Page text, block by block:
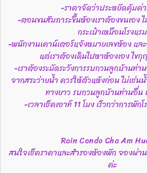
-ราคาจัดว่าประหยัดคุ้มค่
-ตอนขนสัมภาระขึ้นห้องเราต้องขนเอง
กระเป๋าเหมือนโรงแรม
-พนักงานเคาน์เตอร์แจ้งหมายเลขห้อง แล
แต่เราต้องเดินไปหาห้องเอง ไข
-เราต้องระมัดระวังการรบกวนลูกบ้านท่า
จากสระว่ายน้ำ ควรให้ตัวแห้งก่อน ไม่เช่น
ทางยาว รบกวนลูกบ้านท่านอื่น
-เวลาเช็คเอาท์ 11 โมง เร็วกว่าการพัก
Rain Condo Cha Am
สนใจเช็คราคาและสำรองห้องพัก จองผ่า
ค่ะ